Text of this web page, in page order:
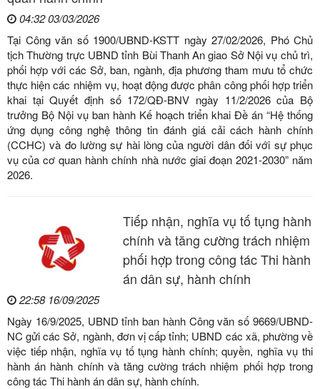
04:32 03/03/2026
Tại Công văn số 1900/UBND-KSTT ngày 27/02/2026, Phó Chủ
tịch Thường trực UBND tỉnh Bùi Thanh An giao Sở Nội vụ chủ trì,
phối hợp với các Sở, ban, ngành, địa phương tham mưu tổ chức
thực hiện các nhiệm vụ, hoạt động được phân công phối hợp triển
khai tại Quyết định số 172/QĐ-BNV ngày 11/2/2026 của Bộ
trưởng Bộ Nội vụ ban hành Kế hoạch triển khai Đề án “Hệ thống
ứng dụng công nghệ thông tin đánh giá cải cách hành chính
(CCHC) và đo lường sự hài lòng của người dân đối với sự phục
vụ của cơ quan hành chính nhà nước giai đoạn 2021-2030” năm
2026.
Tiếp nhận, nghĩa vụ tố tụng hành
chính và tăng cường trách nhiệm
phối hợp trong công tác Thi hành
án dân sự, hành chính
22:58 16/09/2025
Ngày 16/9/2025, UBND tỉnh ban hành Công văn số 9669/UBND-
NC gửi các Sở, ngành, đơn vị cấp tỉnh; UBND các xã, phường về
việc tiếp nhận, nghĩa vụ tố tụng hành chính; quyền, nghĩa vụ thi
hành án hành chính và tăng cường trách nhiệm phối hợp trong
công tác Thi hành án dân sự, hành chính.